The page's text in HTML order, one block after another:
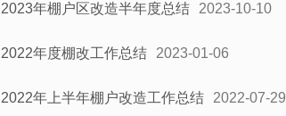
2023年棚户区改造半年度总结 2023-10-10
2022年度棚改工作总结 2023-01-06
2022年上半年棚户改造工作总结 2022-07-29